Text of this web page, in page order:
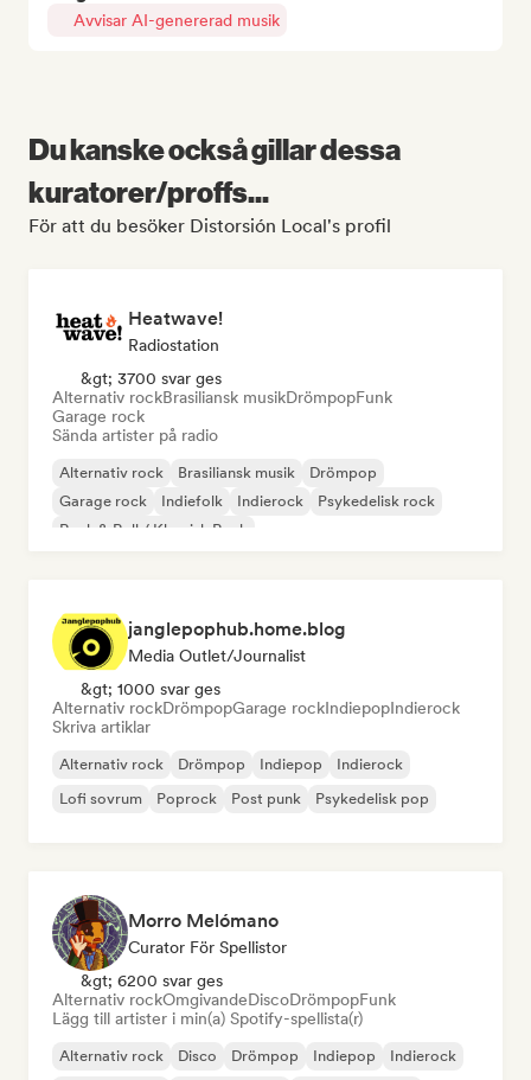
Avvisar AI-genererad musik
Du kanske också gillar dessa
kuratorer/proffs...
För att du besöker Distorsión Local's profil
Heatwave!
Radiostation
&gt; 3700 svar ges
Alternativ rockBrasiliansk musikDrömpopFunk
Garage rock
Sända artister på radio
Alternativ rock Brasiliansk musik
Drömpop
Garage rock
Indiefolk Indierock
Psykedelisk rock
Rock & Roll / Klassisk Rock
janglepophub.home.blog
Media Outlet/Journalist
&gt; 1000 svar ges
Alternativ rockDrömpopGarage rockIndiepopIndierock
Skriva artiklar
Alternativ rock Drömpop Indiepop
Indierock
Lofi sovrum
Poprock Post punk Psykedelisk pop
Morro Melómano
Curator För Spellistor
&gt; 6200 svar ges
Alternativ rockOmgivandeDiscoDrömpopFunk
Lägg till artister i min(a) Spotify-spellista(r)
Alternativ rock Disco Drömpop Indiepop
Indierock